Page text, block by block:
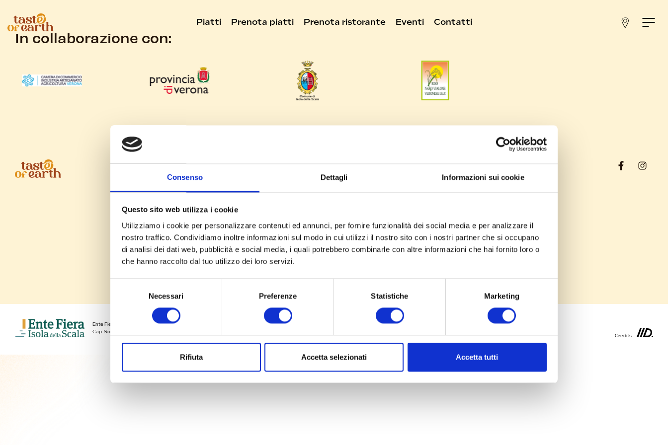
Consenso Dettagli Informazioni sui cookie
Questo sito web utilizza i cookie
Utilizziamo i cookie per personalizzare contenuti ed annunci, per fornire funzionalità dei social media e per analizzare il
nostro traffico. Condividiamo inoltre informazioni sul modo in cui utilizzi il nostro sito con i nostri partner che si occupano
di analisi dei dati web, pubblicità e social media, i quali potrebbero combinarle con altre informazioni che hai fornito loro o
che hanno raccolto dal tuo utilizzo dei loro servizi.
Necessari Preferenze Statistiche Marketing
Rifiuta Accetta selezionati Accetta tutti
Piatti Prenota piatti Prenota ristorante Eventi Contatti
In collaborazione con:
Prenota piatti
Prenota ristorante
Contatti
Taste of Earth
Partner
Ente Fiera di Isola della Scala S.r.l. - Via Parco del Riso 1, 37063 Isola della Scala (VR) Tel 045/7300089
Cap. Soc. € 75.000,00 i.v. - REA di Verona 326481 Cod. fisc. e P.IVA 03316930233 -
Credits